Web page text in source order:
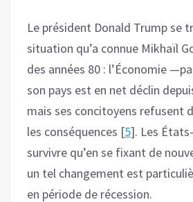
Le président Donald Trump se
situation qu’a connue Mikhaïl
des années 80 : l’Économie
son pays est en net déclin
mais ses concitoyens refusent
les conséquences [5]. Les
survivre qu’en se fixant de
un tel changement est
en période de récession.